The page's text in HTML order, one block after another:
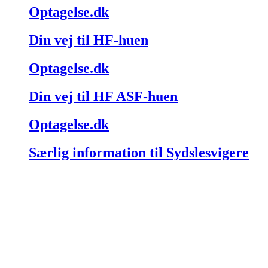
Optagelse.dk
Din vej til HF-huen
Optagelse.dk
Din vej til HF ASF-huen
Optagelse.dk
Særlig information til Sydslesvigere